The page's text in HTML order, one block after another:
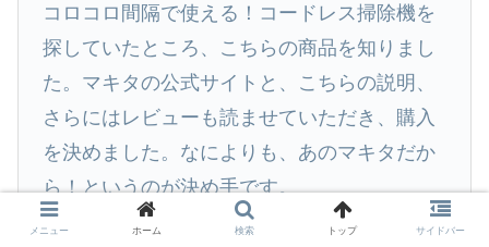
コロコロ間隔で使える！コードレス掃除機を
探していたところ、こちらの商品を知りまし
た。マキタの公式サイトと、こちらの説明、
さらにはレビューも読ませていただき、購入
を決めました。なによりも、あのマキタだか
ら！というのが決め手です。
赤と悩んでピンク色にしましたが可愛らしく
メニュー ホーム 検索 トップ サイドバー